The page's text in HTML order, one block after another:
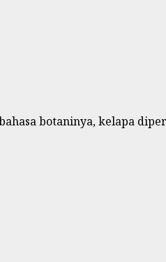
botaninya, kelapa